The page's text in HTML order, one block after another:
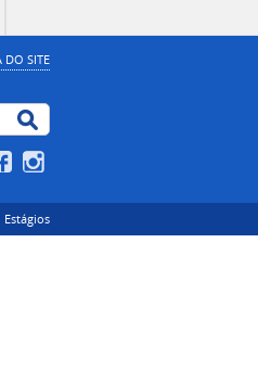
DO SITE
Facebook
Estágios